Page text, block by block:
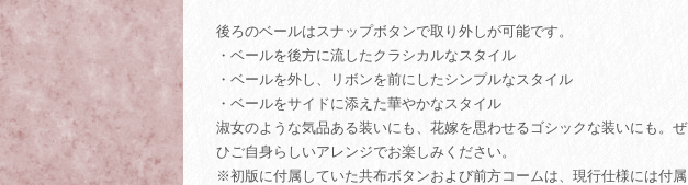
後ろのベールはスナップボタンで取り外しが可能です。
・ベールを後方に流したクラシカルなスタイル
・ベールを外し、リボンを前にしたシンプルなスタイル
・ベールをサイドに添えた華やかなスタイル
淑女のような気品ある装いにも、花嫁を思わせるゴシックな装いにも。ぜ
ひご自身らしいアレンジでお楽しみください。
※初版に付属していた共布ボタンおよび前方コームは、現行仕様には付属